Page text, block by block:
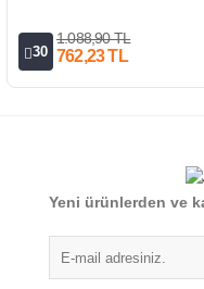
30
1.088,90 TL
762,23 TL
Yeni ürünlerden ve